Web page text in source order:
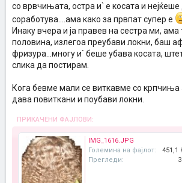
со врвчињата, остра и` е косата и нејќеше
соработува....ама како за првпат супер е
Инаку вчера и ја правев на сестра ми,
половина, излегоа преубави локни, баш
фризура...многу и` беше убава косата,
слика да постирам.
Кога бевме мали се виткавме со крпчиња
дава повиткани и поубави локни.
ПРИКАЧЕНИ ФАЈЛОВИ:
IMG_1616.JPG
Големина на фајлот:
451,1
Прегледи: